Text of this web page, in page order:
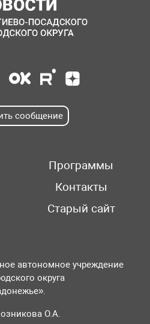
сообщение
Программы
Контакты
Старый сайт
автономное учреждение
округа
О.А.